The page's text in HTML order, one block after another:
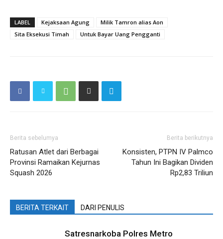
LABEL Kejaksaan Agung
Milik Tamron alias Aon
Sita Eksekusi Timah
Untuk Bayar Uang Pengganti
Berita sebelumya
Ratusan Atlet dari Berbagai
Provinsi Ramaikan Kejurnas
Squash 2026
Berita berikutnya
Konsisten, PTPN IV Palmco
Tahun Ini Bagikan Dividen
Rp2,83 Triliun
BERITA TERKAIT DARI PENULIS
Satresnarkoba Polres Metro